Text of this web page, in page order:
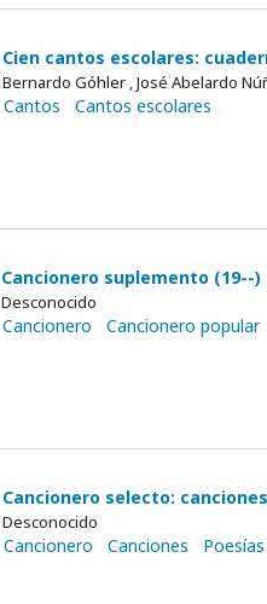
Cien cantos escolares:
Bernardo Góhler , José Abelardo
Cantos
Cantos escolares
Cancionero suplemento (19--)
Desconocido
Cancionero
Cancionero popular
Cancionero selecto:
Desconocido
Cancionero Canciones Poesías